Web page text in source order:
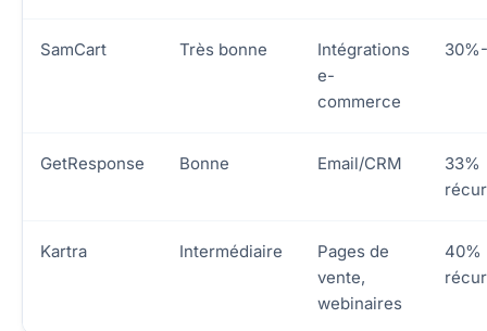
SamCart Très bonne
Intégrations
e-
commerce
GetResponse Bonne Email/CRM
33%
Kartra Intermédiaire
Pages de
vente,
webinaires
40%